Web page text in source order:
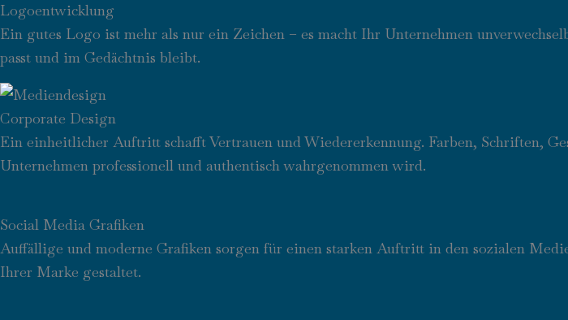
Logoentwicklung
Ein gutes Logo ist mehr als nur ein Zeichen – es macht Ihr Unternehmen
passt und im Gedächtnis bleibt.
Corporate Design
Ein einheitlicher Auftritt schafft Vertrauen und Wiedererkennung. Farben, Schriften,
Unternehmen professionell und authentisch wahrgenommen wird.
Social Media Grafiken
Auffällige und moderne Grafiken sorgen für einen starken Auftritt in den sozialen
Ihrer Marke gestaltet.